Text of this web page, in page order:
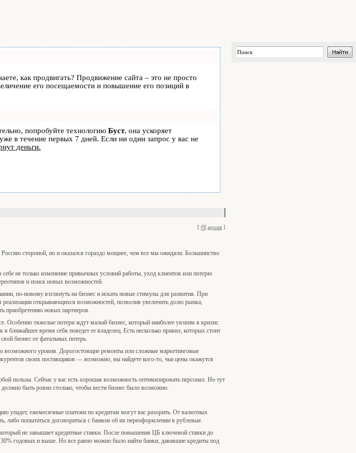
как продвигать? Продвижение сайта – это не просто
его посещаемости и повышение его позиций в
попробуйте технологию Буст, она ускоряет
в течение первых 7 дней. Если ни один запрос у вас не
деньги.
[ архив ]
стороной, но и оказался гораздо мощнее, чем все мы ожидали. Большинство
себе не только изменение привычных условий работы, уход клиентов или потерю
и поиск новых возможностей.
по-новому взглянуть на бизнес и искать новые стимулы для развития. При
реализации открывающихся возможностей, позволив увеличить долю рынка,
приобретению новых партнеров.
Особенно тяжелые потери ждут малый бизнес, который наиболее уязвим в кризис.
в ближайшее время себя поведет ее владелец. Есть несколько правил, которых стоит
бизнес от фатальных потерь.
возможного уровня. Дорогостоящие ремонты или сложные маркетинговые
своих поставщиков — возможно, вы найдете кого-то, чьи цены окажутся
пользы. Сейчас у вас есть хорошая возможность оптимизировать персонал. Но тут
должно быть ровно столько, чтобы вести бизнес было возможно.
упадет, ежемесячные платежи по кредитам могут вас разорить. От валютных
либо попытаться договориться с банком об их переоформлении в рублевые.
не завышает кредитные ставки. После повышения ЦБ ключевой ставки до
30% годовых и выше. Но все равно можно было найти банки, дававшие кредиты под